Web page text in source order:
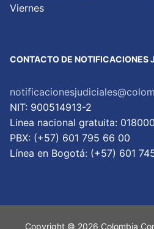
Viernes
CONTACTO DE NOTIFICACIONES
NIT: 900514913-2
Linea nacional gratuita:
PBX: (+57) 601 795 66 00
Lí­nea en Bogotá: (+57) 601
Copyright © 2026 Colombia